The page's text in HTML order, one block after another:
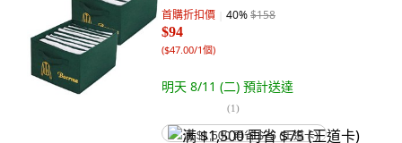
首購折扣價 40%$158
$94
($47.00/1個)
明天 8/11 (二) 預計送達
(1)
满 $1,500 再省 $75 (王道卡)